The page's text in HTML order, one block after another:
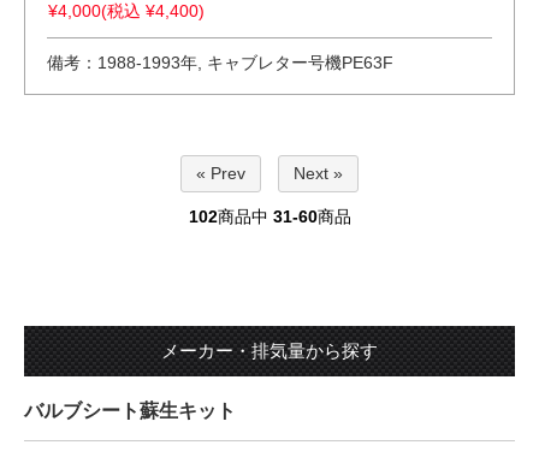
¥4,000(税込 ¥4,400)
備考：1988-1993年, キャブレター号機PE63F
« Prev Next »
102商品中 31-60商品
メーカー・排気量から探す
バルブシート蘇生キット